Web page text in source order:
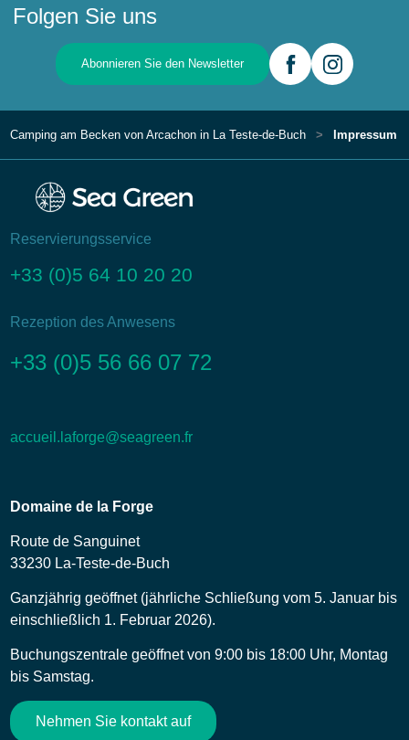
Folgen Sie uns
Abonnieren Sie den Newsletter
Camping am Becken von Arcachon in La Teste-de-Buch Impressum
Reservierungsservice
+33 (0)5 64 10 20 20
Rezeption des Anwesens
+33 (0)5 56 66 07 72
accueil.laforge@seagreen.fr
Domaine de la Forge
Route de Sanguinet
33230 La-Teste-de-Buch
Ganzjährig geöffnet (jährliche Schließung vom 5. Januar bis
einschließlich 1. Februar 2026).
Buchungszentrale geöffnet von 9:00 bis 18:00 Uhr, Montag
bis Samstag.
Nehmen Sie kontakt auf